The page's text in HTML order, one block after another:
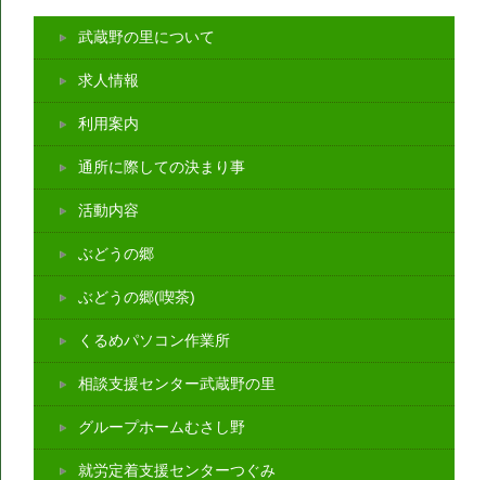
武蔵野の里について
求人情報
利用案内
通所に際しての決まり事
活動内容
ぶどうの郷
ぶどうの郷(喫茶)
くるめパソコン作業所
相談支援センター武蔵野の里
グループホームむさし野
就労定着支援センターつぐみ